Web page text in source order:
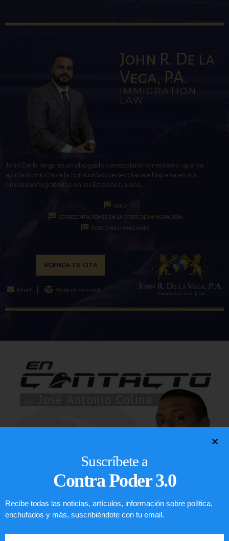
John R. De la
Vega, P.A.
IMMIGRATION
LAW
John De la Vega es un abogado venezolano-americano que ha
ayudado mucho a la comunidad venezolana e hispana en sus
procesos migratorios en los Estados Unidos.
ASILO
REPRESENTACIONES EN LA CORTE DE INMIGRACIÓN
PETICIONES FAMILIARES
AGENDA TU CITA
Email Visita mi sitio web
Suscríbete a
Contra Poder 3.0
Recibe todas las noticias, artículos, información sobre política,
enchufados y más, suscribiéndote con tu email.